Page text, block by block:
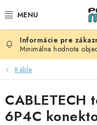
na
BATÉRIE
AUDIO - VIDEO
AUTO HI-FI
AUTOMOBIL
Minimálna hodnota
Káble
6P4C